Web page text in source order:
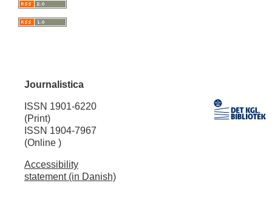
Journalistica
ISSN 1901-6220
(Print)
ISSN 1904-7967
(Online )
Accessibility
statement (in Danish)